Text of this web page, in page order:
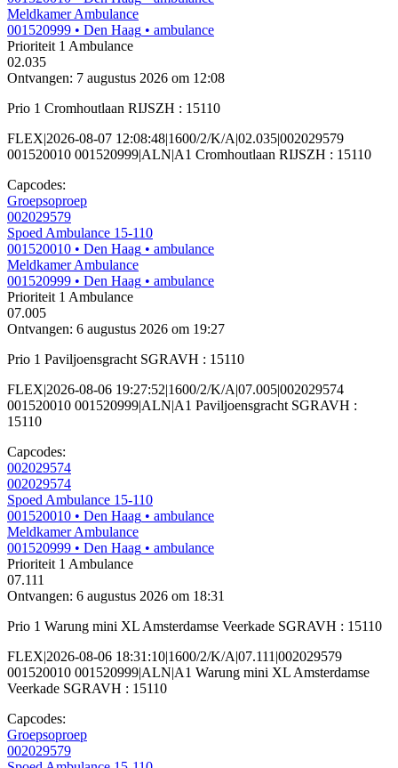
Meldkamer Ambulance
001520999 • Den Haag • ambulance
Prioriteit 1 Ambulance
02.035
Ontvangen: 7 augustus 2026 om 12:08
Prio 1 Cromhoutlaan RIJSZH : 15110
FLEX|2026-08-07 12:08:48|1600/2/K/A|02.035|002029579
001520010 001520999|ALN|A1 Cromhoutlaan RIJSZH : 15110
Capcodes:
Groepsoproep
002029579
Spoed Ambulance 15-110
001520010 • Den Haag • ambulance
Meldkamer Ambulance
001520999 • Den Haag • ambulance
Prioriteit 1 Ambulance
07.005
Ontvangen: 6 augustus 2026 om 19:27
Prio 1 Paviljoensgracht SGRAVH : 15110
FLEX|2026-08-06 19:27:52|1600/2/K/A|07.005|002029574
001520010 001520999|ALN|A1 Paviljoensgracht SGRAVH :
15110
Capcodes:
002029574
002029574
Spoed Ambulance 15-110
001520010 • Den Haag • ambulance
Meldkamer Ambulance
001520999 • Den Haag • ambulance
Prioriteit 1 Ambulance
07.111
Ontvangen: 6 augustus 2026 om 18:31
Prio 1 Warung mini XL Amsterdamse Veerkade SGRAVH : 15110
FLEX|2026-08-06 18:31:10|1600/2/K/A|07.111|002029579
001520010 001520999|ALN|A1 Warung mini XL Amsterdamse
Veerkade SGRAVH : 15110
Capcodes:
Groepsoproep
002029579